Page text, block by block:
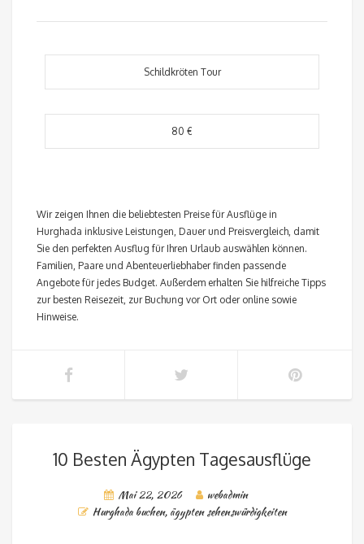
Schildkröten Tour
80 €
Wir zeigen Ihnen die beliebtesten Preise für Ausflüge in
Hurghada inklusive Leistungen, Dauer und Preisvergleich, damit
Sie den perfekten Ausflug für Ihren Urlaub auswählen können.
Familien, Paare und Abenteuerliebhaber finden passende
Angebote für jedes Budget. Außerdem erhalten Sie hilfreiche Tipps
zur besten Reisezeit, zur Buchung vor Ort oder online sowie
Hinweise.
10 Besten Ägypten Tagesausflüge
Mai 22, 2026
webadmin
Hurghada buchen, ägypten sehenswürdigkeiten